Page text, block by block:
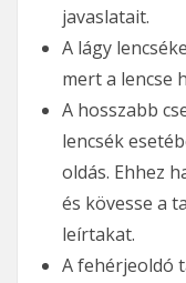
javaslatait.
A lágy
mert a lencse
A hosszabb
lencsék
oldás. Ehhez
és kövesse a
leírtakat.
A fehérjeoldó